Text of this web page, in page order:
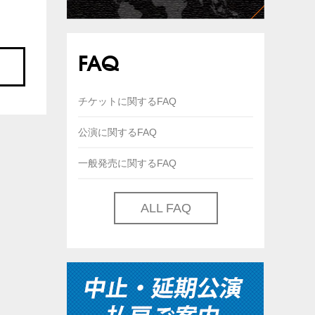
FAQ
チケットに関するFAQ
公演に関するFAQ
一般発売に関するFAQ
ALL FAQ